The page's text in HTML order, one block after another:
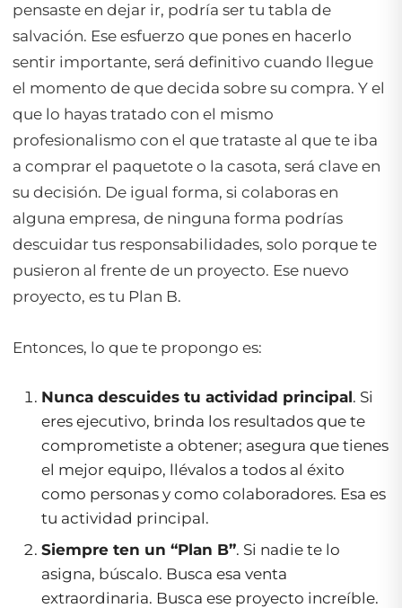
pensaste en dejar ir, podría ser tu tabla de
salvación. Ese esfuerzo que pones en hacerlo
sentir importante, será definitivo cuando llegue
el momento de que decida sobre su compra. Y el
que lo hayas tratado con el mismo
profesionalismo con el que trataste al que te iba
a comprar el paquetote o la casota, será clave en
su decisión. De igual forma, si colaboras en
alguna empresa, de ninguna forma podrías
descuidar tus responsabilidades, solo porque te
pusieron al frente de un proyecto. Ese nuevo
proyecto, es tu Plan B.
Entonces, lo que te propongo es:
Nunca descuides tu actividad principal. Si
eres ejecutivo, brinda los resultados que te
comprometiste a obtener; asegura que tienes
el mejor equipo, llévalos a todos al éxito
como personas y como colaboradores. Esa es
tu actividad principal.
Siempre ten un “Plan B”. Si nadie te lo
asigna, búscalo. Busca esa venta
extraordinaria. Busca ese proyecto increíble.